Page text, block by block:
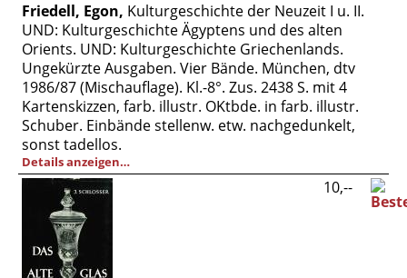
Friedell, Egon, Kulturgeschichte der Neuzeit I u. II.
UND: Kulturgeschichte Ägyptens und des alten
Orients. UND: Kulturgeschichte Griechenlands.
Ungekürzte Ausgaben. Vier Bände. München, dtv
1986/87 (Mischauflage). Kl.-8°. Zus. 2438 S. mit 4
Kartenskizzen, farb. illustr. OKtbde. in farb. illustr.
Schuber. Einbände stellenw. etw. nachgedunkelt,
sonst tadellos.
Details anzeigen…
10,--